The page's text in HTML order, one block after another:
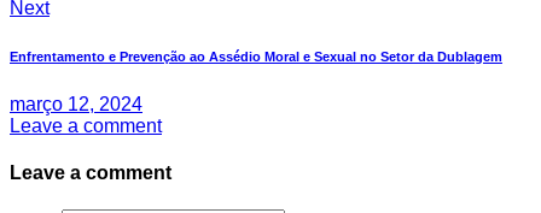
Next
Enfrentamento e Prevenção ao Assédio Moral e Sexual no Setor da Dublagem
março 12, 2024
Leave a comment
Leave a comment